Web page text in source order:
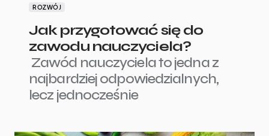
ROZWÓJ
Jak przygotować się do
zawodu nauczyciela?
Zawód nauczyciela to jedna z
najbardziej odpowiedzialnych,
lecz jednocześnie